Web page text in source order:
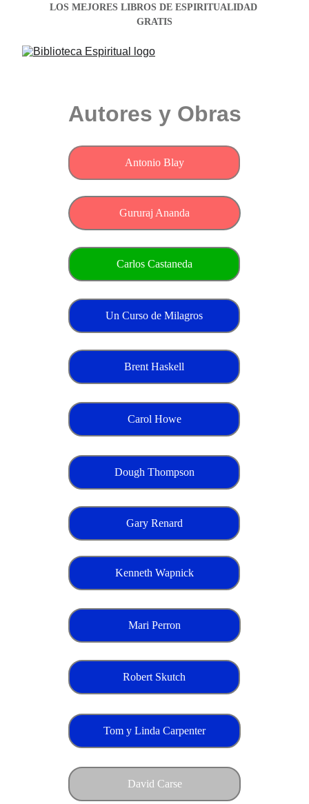
LOS MEJORES LIBROS DE ESPIRITUALIDAD
GRATIS
Antonio Blay
Brent Haskell
Carlos Castaneda
Carol Howe
David Carse
Gary Renard
Gururaj Ananda
Un Curso de Milagros
Kenneth Wapnick
Robert Skutch
Tom y Linda Carpenter
Autores y Obras
Mari Perron
Dough Thompson